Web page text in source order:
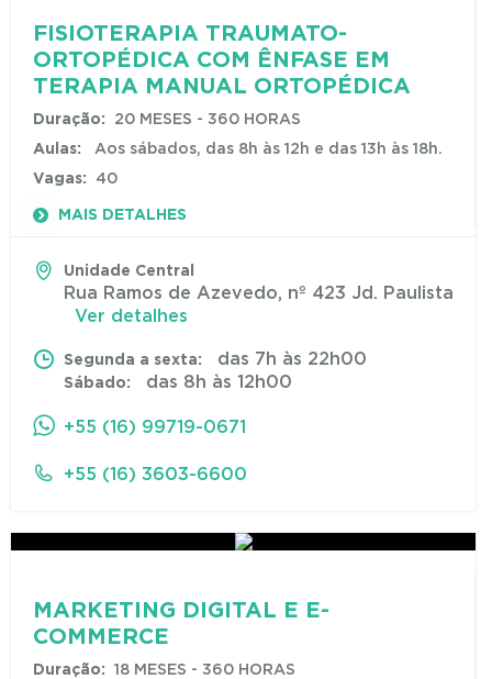
FISIOTERAPIA TRAUMATO-
ORTOPÉDICA COM ÊNFASE EM
TERAPIA MANUAL ORTOPÉDICA
Duração:
20 MESES - 360 HORAS
Aulas:
Aos sábados, das 8h às 12h e das 13h às 18h.
Vagas:
40
MAIS DETALHES
Unidade Central
Rua Ramos de Azevedo, nº 423 Jd. Paulista
Ver detalhes
Segunda a sexta: das 7h às 22h00
Sábado: das 8h às 12h00
+55 (16) 99719-0671
+55 (16) 3603-6600
MARKETING DIGITAL E E-
COMMERCE
Duração:
18 MESES - 360 HORAS